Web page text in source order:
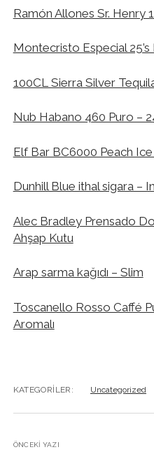
Ramón Allones Sr. Henry
Montecristo Especial 25’s
100CL Sierra Silver
Nub Habano 460 Puro –
Elf Bar BC6000 Peach
Dunhill Blue ithal sigara –
Alec Bradley Prensado
Ahşap Kutu
Arap sarma kağıdı – Slim
Toscanello Rosso Caffé
Aromalı
KATEGORILER: Uncategorized
ÖNCEKI YAZI